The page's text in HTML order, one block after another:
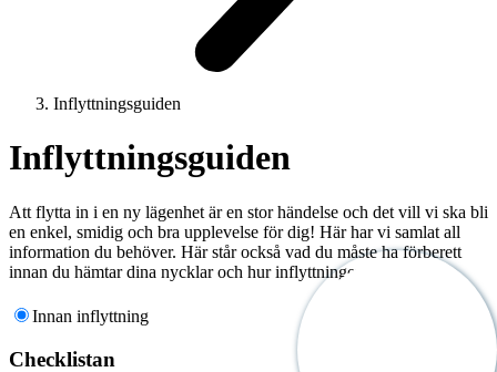
Inflyttningsguiden
Inflyttningsguiden
Att flytta in i en ny lägenhet är en stor händelse och det vill vi ska bli
en enkel, smidig och bra upplevelse för dig! Här har vi samlat all
information du behöver. Här står också vad du måste ha förberett
innan du hämtar dina nycklar och hur inflyttningen går till.
Innan inflyttning
Checklistan